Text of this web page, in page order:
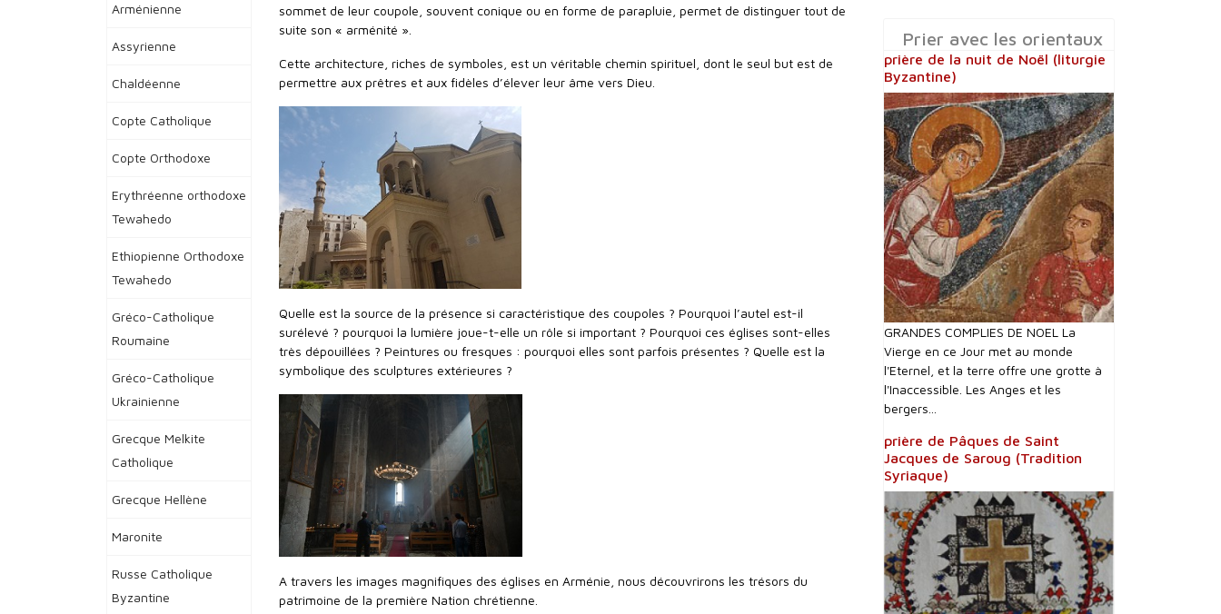
Arménienne
Assyrienne
Chaldéenne
Copte Catholique
Copte Orthodoxe
Erythréenne orthodoxe
Tewahedo
Ethiopienne Orthodoxe
Tewahedo
Gréco-Catholique
Roumaine
Gréco-Catholique
Ukrainienne
Grecque Melkite
Catholique
Grecque Hellène
Maronite
Russe Catholique
Byzantine
sommet de leur coupole, souvent conique ou en forme de parapluie, permet de distinguer tout de
suite son « arménité ».
Cette architecture, riches de symboles, est un véritable chemin spirituel, dont le seul but est de
permettre aux prêtres et aux fidèles d’élever leur âme vers Dieu.
Quelle est la source de la présence si caractéristique des coupoles ? Pourquoi l’autel est-il
surélevé ? pourquoi la lumière joue-t-elle un rôle si important ? Pourquoi ces églises sont-elles
très dépouillées ? Peintures ou fresques : pourquoi elles sont parfois présentes ? Quelle est la
symbolique des sculptures extérieures ?
A travers les images magnifiques des églises en Arménie, nous découvrirons les trésors du
patrimoine de la première Nation chrétienne.
Prier avec les orientaux
prière de la nuit de Noël (liturgie
Byzantine)
GRANDES COMPLIES DE NOEL La
Vierge en ce Jour met au monde
l'Eternel, et la terre offre une grotte à
l'Inaccessible. Les Anges et les
bergers...
prière de Pâques de Saint
Jacques de Saroug (Tradition
Syriaque)